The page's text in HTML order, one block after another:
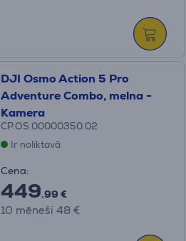
DJI Osmo Action 5 Pro
Adventure Combo, melna -
Kamera
CP.OS.00000350.02
Ir noliktavā
Cena:
449.99 €
10 mēneši 48 €